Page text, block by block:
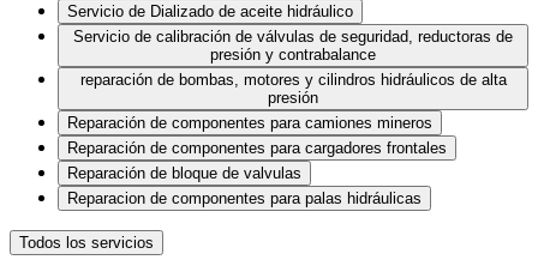
Servicio de Dializado de aceite hidráulico
Servicio de calibración de válvulas de seguridad, reductoras de
presión y contrabalance
reparación de bombas, motores y cilindros hidráulicos de alta
presión
Reparación de componentes para camiones mineros
Reparación de componentes para cargadores frontales
Reparación de bloque de valvulas
Reparacion de componentes para palas hidráulicas
Todos los servicios